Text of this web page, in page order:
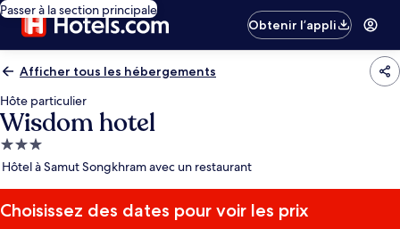
Passer à la section principale
Obtenir l’appli
Afficher tous les hébergements
Hôte particulier
Wisdom hotel
Hébergement
3.0 étoiles
Hôtel à Samut Songkhram avec un restaurant
Choisissez des dates pour voir les prix